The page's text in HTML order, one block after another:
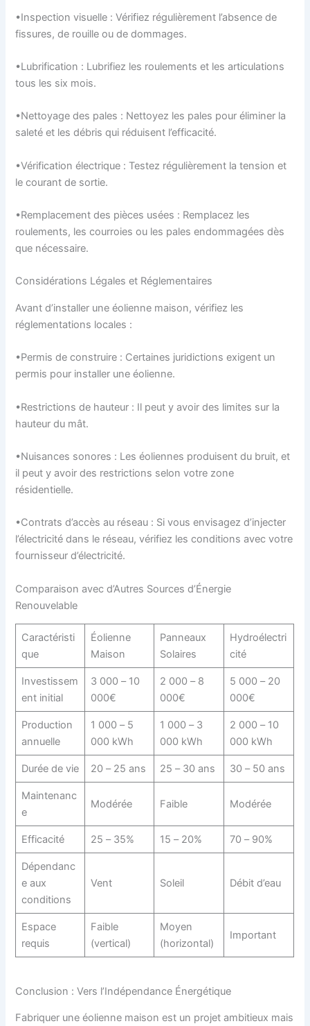
•Inspection visuelle : Vérifiez régulièrement l’absence de
fissures, de rouille ou de dommages.
•Lubrification : Lubrifiez les roulements et les articulations
tous les six mois.
•Nettoyage des pales : Nettoyez les pales pour éliminer la
saleté et les débris qui réduisent l’efficacité.
•Vérification électrique : Testez régulièrement la tension et
le courant de sortie.
•Remplacement des pièces usées : Remplacez les
roulements, les courroies ou les pales endommagées dès
que nécessaire.
Considérations Légales et Réglementaires
Avant d’installer une éolienne maison, vérifiez les
réglementations locales :
•Permis de construire : Certaines juridictions exigent un
permis pour installer une éolienne.
•Restrictions de hauteur : Il peut y avoir des limites sur la
hauteur du mât.
•Nuisances sonores : Les éoliennes produisent du bruit, et
il peut y avoir des restrictions selon votre zone
résidentielle.
•Contrats d’accès au réseau : Si vous envisagez d’injecter
l’électricité dans le réseau, vérifiez les conditions avec votre
fournisseur d’électricité.
Comparaison avec d’Autres Sources d’Énergie
Renouvelable
Caractéristi
que
Éolienne
Maison
Panneaux
Solaires
Hydroélectri
cité
Investissem
ent initial
3 000 – 10
000€
2 000 – 8
000€
5 000 – 20
000€
Production
annuelle
1 000 – 5
000 kWh
1 000 – 3
000 kWh
2 000 – 10
000 kWh
Durée de vie 20 – 25 ans 25 – 30 ans 30 – 50 ans
Maintenanc
e
Modérée Faible Modérée
Efficacité 25 – 35% 15 – 20% 70 – 90%
Dépendanc
e aux
conditions
Vent Soleil Débit d’eau
Espace
requis
Faible
(vertical)
Moyen
(horizontal)
Important
Conclusion : Vers l’Indépendance Énergétique
Fabriquer une éolienne maison est un projet ambitieux mais